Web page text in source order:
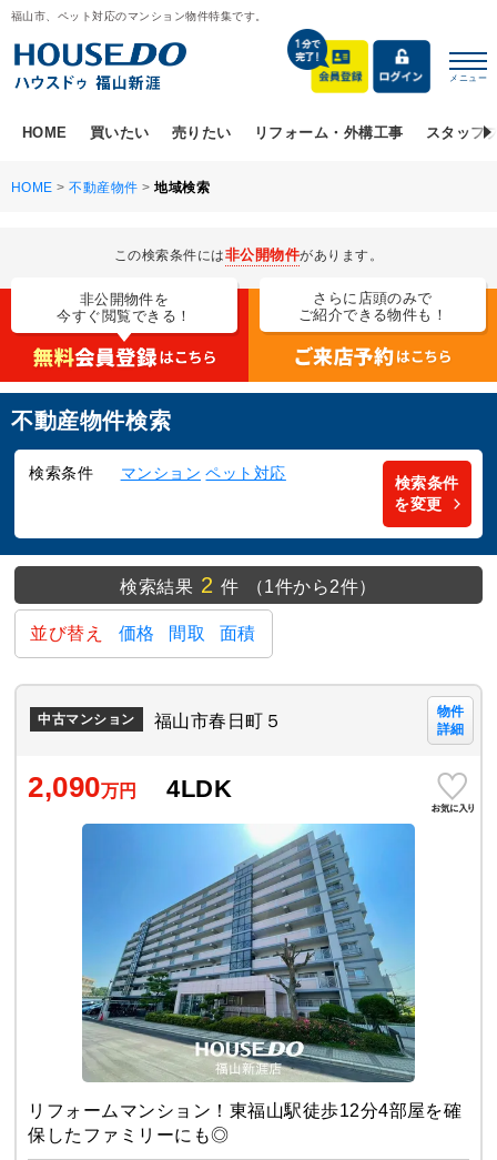
福山市、ペット対応のマンション物件特集です。
メニュー
HOME 買いたい 売りたい リフォーム・外構工事 スタッフ
HOME >不動産物件 >地域検索
この検索条件には非公開物件があります。
非公開物件を
今すぐ閲覧できる！
さらに店頭のみで
ご紹介できる物件も！
不動産物件検索
検索条件 マンション ペット対応
検索条件
を変更
検索結果 2 件 （1件から2件）
並び替え 価格 間取 面積
中古マンション 福山市春日町５
物件
詳細
2,090万円 4LDK
リフォームマンション！東福山駅徒歩12分4部屋を確
保したファミリーにも◎